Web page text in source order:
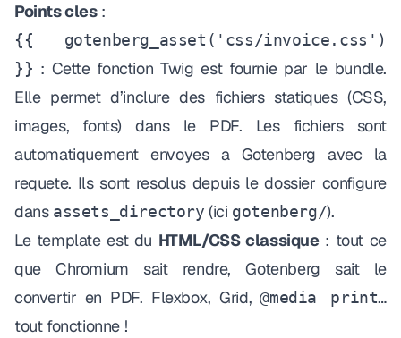
Points cles:
{{ gotenberg_asset('css/invoice.css')
}} : Cette fonction Twig est fournie par le bundle.
Elle permet d’inclure des fichiers statiques (CSS,
images, fonts) dans le PDF. Les fichiers sont
automatiquement envoyes a Gotenberg avec la
requete. Ils sont resolus depuis le dossier configure
dans assets_directory (ici gotenberg/).
Le template est du HTML/CSS classique: tout ce
que Chromium sait rendre, Gotenberg sait le
convertir en PDF. Flexbox, Grid,@media print…
tout fonctionne !